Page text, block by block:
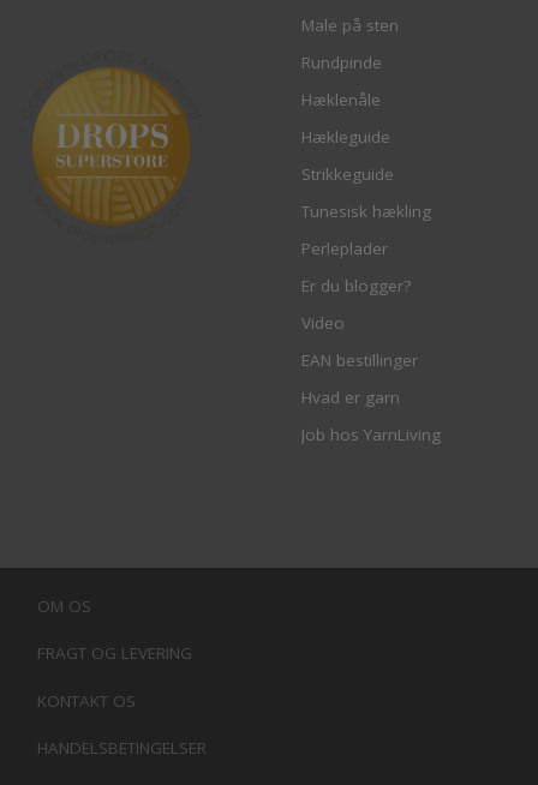
Male på sten
Rundpinde
Hæklenåle
Hækleguide
Strikkeguide
Tunesisk hækling
Perleplader
Er du blogger?
Video
EAN bestillinger
Hvad er garn
Job hos YarnLiving
OM OS
FRAGT OG LEVERING
KONTAKT OS
HANDELSBETINGELSER